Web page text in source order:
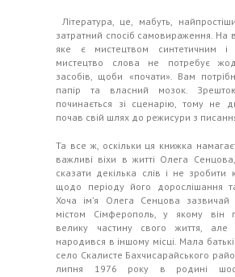
Література, це, мабуть,
затратний спосіб самовираження. На
яке є мистецтвом синтетичним і
мистецтво слова не потребує
засобів, щоби «почати». Вам
папір та власний мозок.
починається зі сценарію, тому не
почав свій шлях до режисури з
Та все ж, оскільки ця книжка
важливі віхи в житті Олега
сказати декілька слів і не зробити
щодо періоду його дорослішання
Хоча ім’я Олега Сенцова зазвичай
містом Сімферополь, у якому він
велику частину свого життя, але
народився в іншому місці. Мала
село Скалисте Бахчисарайського
липня 1976 року в родині